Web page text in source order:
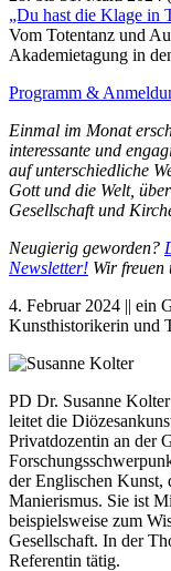
„Du hast die Klage in
Vom Totentanz und
Akademietagung in
Programm &
Einmal im Monat
interessante und
auf unterschiedliche
Gott und die Welt,
Gesellschaft und
Neugierig geworden?
Newsletter! Wir freuen
4. Februar 2024 || ein
Kunsthistorikerin und
PD Dr. Susanne
leitet die
Privatdozentin an der
der Englischen Kunst,
Manierismus. Sie ist
beispielsweise zum
Gesellschaft. In der
Referentin tätig.